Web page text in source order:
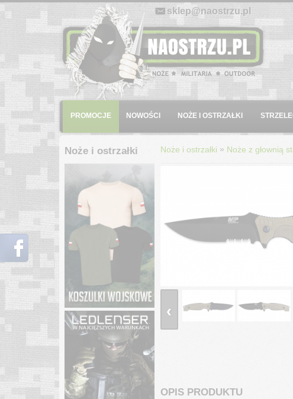
E-mail:
sklep@naostrzu.pl
Menu
PROMOCJE NOWOŚCI NOŻE I OSTRZAŁKI
Noże i ostrzałki Noże i ostrzałki » Noże z głownią
‹
OPIS PRODUKTU